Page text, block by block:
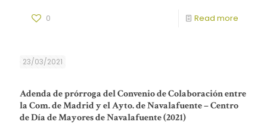
0 Read more
23/03/2021
Adenda de prórroga del Convenio de Colaboración entre
la Com. de Madrid y el Ayto. de Navalafuente – Centro
de Día de Mayores de Navalafuente (2021)